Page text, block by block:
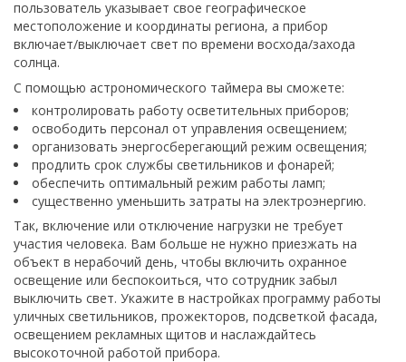
пользователь указывает свое географическое
местоположение и координаты региона, а прибор
включает/выключает свет по времени восхода/захода
солнца.
С помощью астрономического таймера вы сможете:
контролировать работу осветительных приборов;
освободить персонал от управления освещением;
организовать энергосберегающий режим освещения;
продлить срок службы светильников и фонарей;
обеспечить оптимальный режим работы ламп;
существенно уменьшить затраты на электроэнергию.
Так, включение или отключение нагрузки не требует
участия человека. Вам больше не нужно приезжать на
объект в нерабочий день, чтобы включить охранное
освещение или беспокоиться, что сотрудник забыл
выключить свет. Укажите в настройках программу работы
уличных светильников, прожекторов, подсветкой фасада,
освещением рекламных щитов и наслаждайтесь
высокоточной работой прибора.